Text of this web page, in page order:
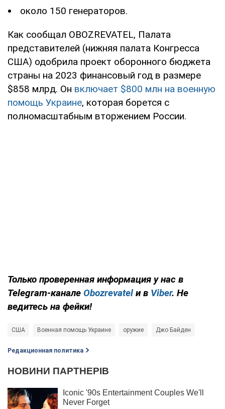
около 150 генераторов.
Как сообщал OBOZREVATEL, Палата
представителей (нижняя палата Конгресса
США) одобрила проект оборонного бюджета
страны на 2023 финансовый год в размере
$858 млрд. Он включает $800 млн на военную
помощь Украине, которая борется с
полномасштабным вторжением России.
Только проверенная информация у нас в
Telegram-канале Obozrevatelи в Viber. Не
ведитесь на фейки!
США Военная помощь Украине оружие Джо Байден
Редакционная политика